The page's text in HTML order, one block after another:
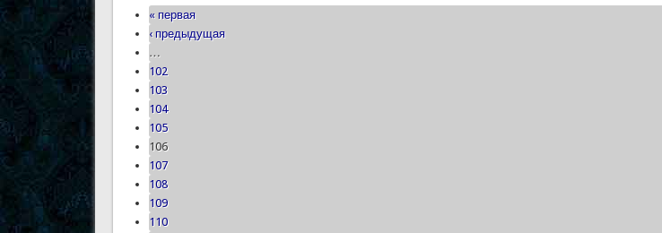
« первая
‹ предыдущая
…
102
103
104
105
106
107
108
109
110